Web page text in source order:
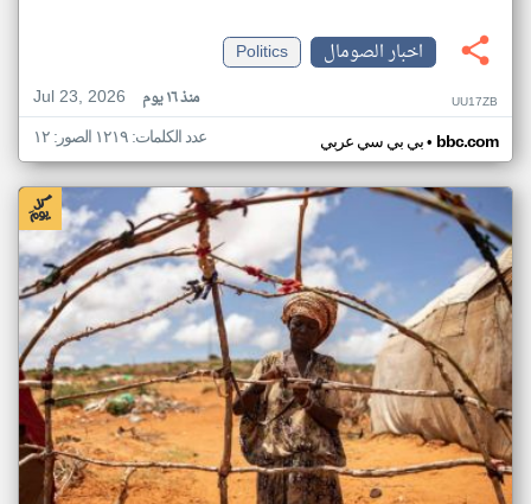
اخبار الصومال
Politics
Jul 23, 2026
منذ ١٦ يوم UU17ZB
بي بي سي عربي• bbc.com عدد الكلمات: ١٢١٩ الصور: ١٢